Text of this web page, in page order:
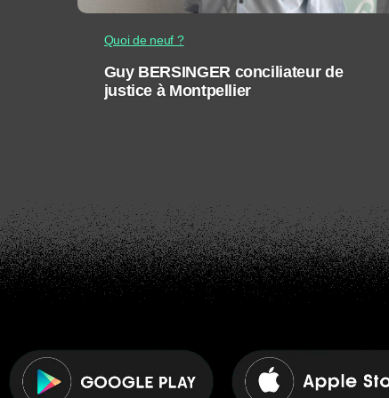
Quoi de neuf ?
Guy BERSINGER conciliateur de
justice à Montpellier